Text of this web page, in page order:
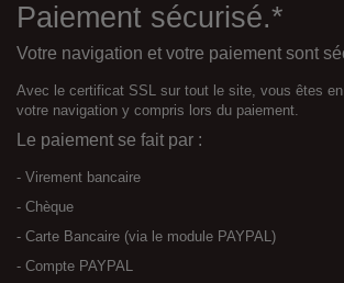
Paiement sécurisé.*
Votre navigation et votre paiement sont
Avec le certificat SSL sur tout le site, vous êtes
votre navigation y compris lors du paiement.
Le paiement se fait par :
- Virement bancaire
- Chèque
- Carte Bancaire (via le module PAYPAL)
- Compte PAYPAL